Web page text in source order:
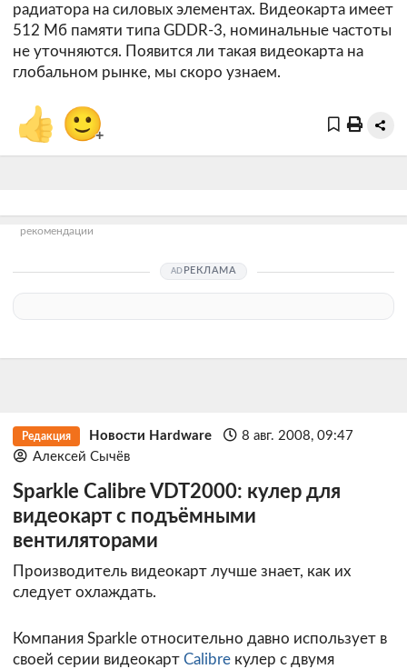
радиатора на силовых элементах. Видеокарта имеет
512 Мб памяти типа GDDR-3, номинальные частоты
не уточняются. Появится ли такая видеокарта на
глобальном рынке, мы скоро узнаем.
👍 🙂+
рекомендации
РЕКЛАМА
Редакция Новости Hardware
8 авг. 2008, 09:47
Алексей Сычёв
Sparkle Calibre VDT2000: кулер для
видеокарт с подъёмными
вентиляторами
Производитель видеокарт лучше знает, как их
следует охлаждать.
Компания Sparkle относительно давно использует в
своей серии видеокарт Calibre кулер с двумя